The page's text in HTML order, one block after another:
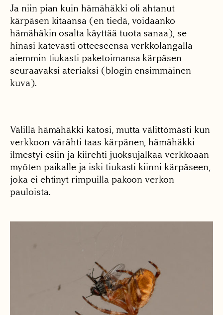
Ja niin pian kuin hämähäkki oli ahtanut
kärpäsen kitaansa (en tiedä, voidaanko
hämähäkin osalta käyttää tuota sanaa), se
hinasi kätevästi otteeseensa verkkolangalla
aiemmin tiukasti paketoimansa kärpäsen
seuraavaksi ateriaksi (blogin ensimmäinen
kuva).
Välillä hämähäkki katosi, mutta välittömästi kun
verkkoon värähti taas kärpänen, hämähäkki
ilmestyi esiin ja kiirehti juoksujalkaa verkkoaan
myöten paikalle ja iski tiukasti kiinni kärpäseen,
joka ei ehtinyt rimpuilla pakoon verkon
pauloista.